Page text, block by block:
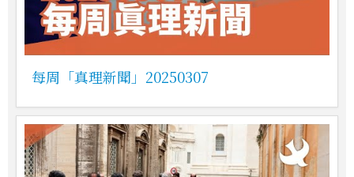
每周「真理新聞」20250307